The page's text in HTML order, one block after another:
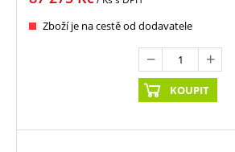
Zboží je na cestě od dodavatele
KOUPIT